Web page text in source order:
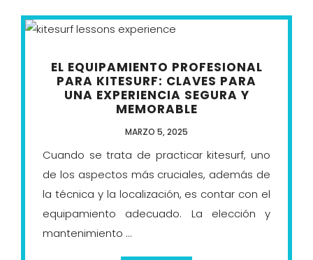
EL EQUIPAMIENTO PROFESIONAL
PARA KITESURF: CLAVES PARA
UNA EXPERIENCIA SEGURA Y
MEMORABLE
MARZO 5, 2025
Cuando se trata de practicar kitesurf, uno
de los aspectos más cruciales, además de
la técnica y la localización, es contar con el
equipamiento adecuado. La elección y
mantenimiento ...